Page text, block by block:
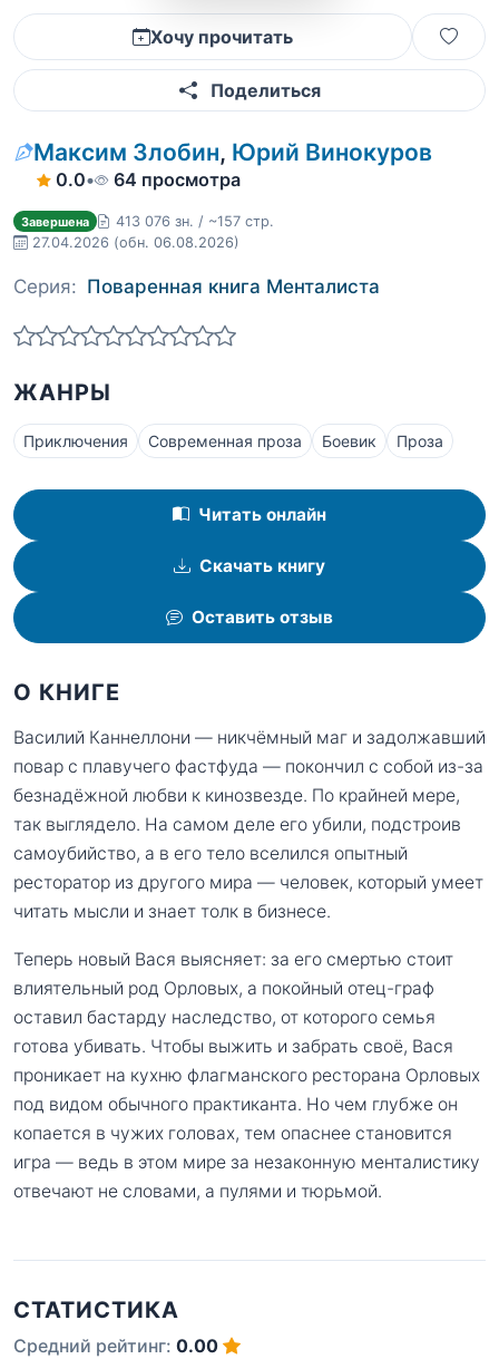
Хочу прочитать
Поделиться
Максим Злобин, Юрий Винокуров
0.0• 64 просмотра
Завершена
413 076 зн. / ~157 стр.
27.04.2026 (обн. 06.08.2026)
Серия: Поваренная книга Менталиста
ЖАНРЫ
Приключения Современная проза Боевик Проза
Читать онлайн
Скачать книгу
Оставить отзыв
О КНИГЕ
Василий Каннеллони — никчёмный маг и задолжавший
повар с плавучего фастфуда — покончил с собой из-за
безнадёжной любви к кинозвезде. По крайней мере,
так выглядело. На самом деле его убили, подстроив
самоубийство, а в его тело вселился опытный
ресторатор из другого мира — человек, который умеет
читать мысли и знает толк в бизнесе.
Теперь новый Вася выясняет: за его смертью стоит
влиятельный род Орловых, а покойный отец-граф
оставил бастарду наследство, от которого семья
готова убивать. Чтобы выжить и забрать своё, Вася
проникает на кухню флагманского ресторана Орловых
под видом обычного практиканта. Но чем глубже он
копается в чужих головах, тем опаснее становится
игра — ведь в этом мире за незаконную менталистику
отвечают не словами, а пулями и тюрьмой.
СТАТИСТИКА
Средний рейтинг: 0.00